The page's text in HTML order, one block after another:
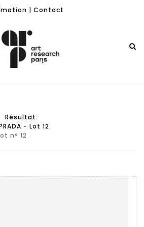
| Contact
Résultat
- Lot 12
n° 12